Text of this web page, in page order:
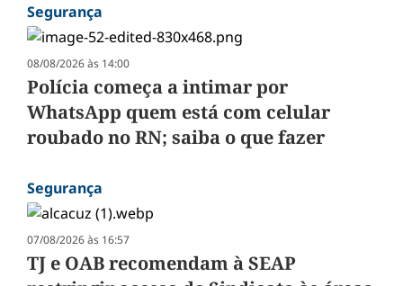
Segurança
08/08/2026 às 14:00
Polícia começa a intimar por
WhatsApp quem está com celular
roubado no RN; saiba o que fazer
Segurança
07/08/2026 às 16:57
TJ e OAB recomendam à SEAP